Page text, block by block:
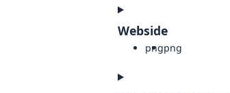
Webside
pngpng